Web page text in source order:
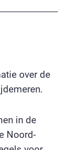
over de
in de
Noord-